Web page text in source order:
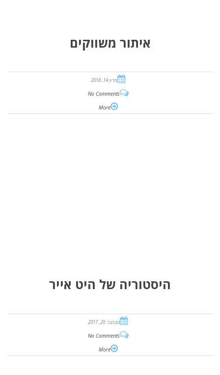
איתור משווקים
מרץ 14, 2018
No Comments
More
היסטוריה של היט אייר
נובמבר 20, 2017
No Comments
More